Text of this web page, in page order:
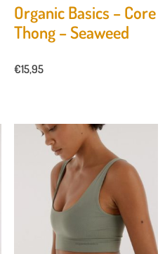
Organic Basics – Core
Thong – Seaweed
€15,95